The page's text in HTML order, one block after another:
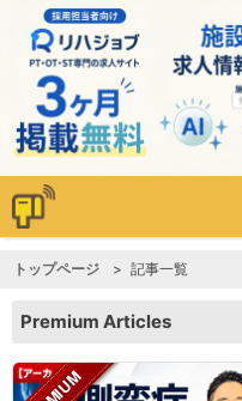
トップページ 記事一覧
Premium Articles